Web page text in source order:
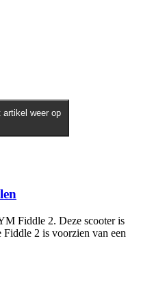
artikel weer op
Fiddle 2. Deze scooter is
2 is voorzien van een